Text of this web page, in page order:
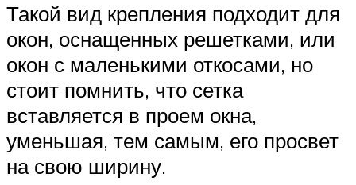
Такой вид крепления подходит для
окон, оснащенных решетками, или
окон с маленькими откосами, но
стоит помнить, что сетка
вставляется в проем окна,
уменьшая, тем самым, его просвет
на свою ширину.